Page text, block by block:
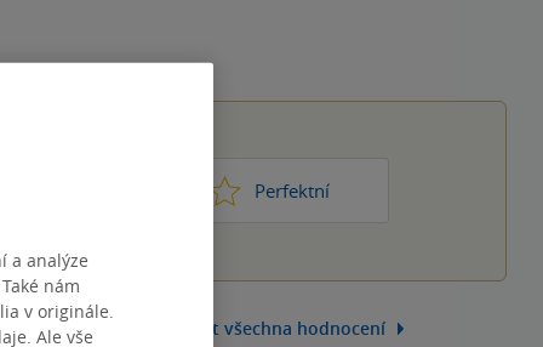
Perfektní
Zobrazit všechna hodnocení
a analýze
nám
v originále.
Ale vše